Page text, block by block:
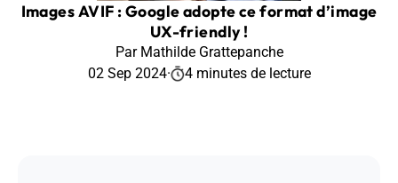
Images AVIF : Google adopte ce format d’image
UX-friendly !
Par Mathilde Grattepanche
02 Sep 2024· 4 minutes de lecture